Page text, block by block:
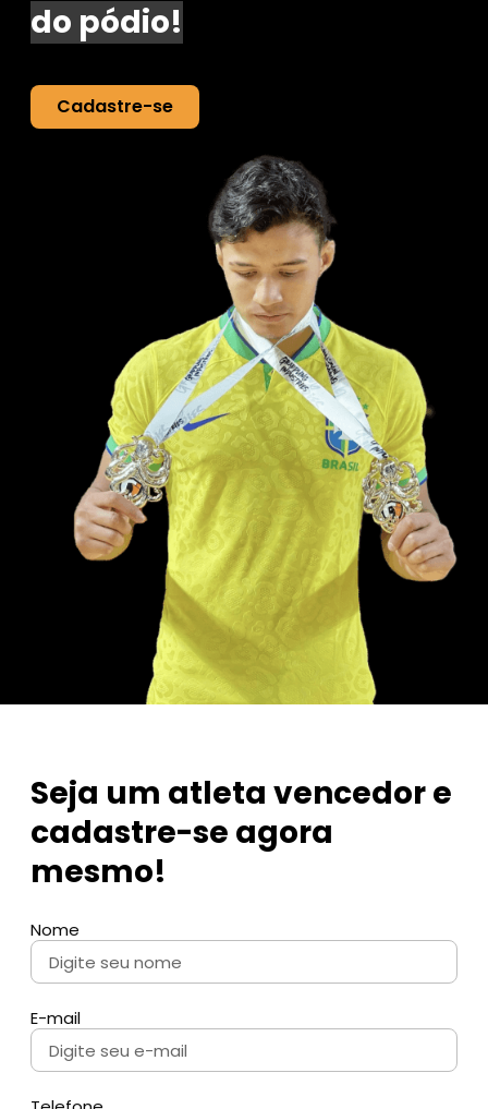
do pódio!
Cadastre-se
Seja um atleta vencedor e
cadastre-se agora
mesmo!
Nome
E-mail